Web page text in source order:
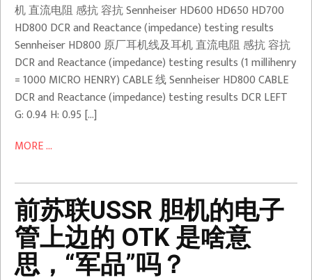
机 直流电阻 感抗 容抗 Sennheiser HD600 HD650 HD700
HD800 DCR and Reactance (impedance) testing results
Sennheiser HD800 原厂耳机线及耳机 直流电阻 感抗 容抗
DCR and Reactance (impedance) testing results (1 millihenry
= 1000 MICRO HENRY) CABLE 线 Sennheiser HD800 CABLE
DCR and Reactance (impedance) testing results DCR LEFT
G: 0.94 H: 0.95 […]
MORE ...
前苏联USSR 胆机的电子
管上边的 OTK 是啥意
思，“军品”吗？